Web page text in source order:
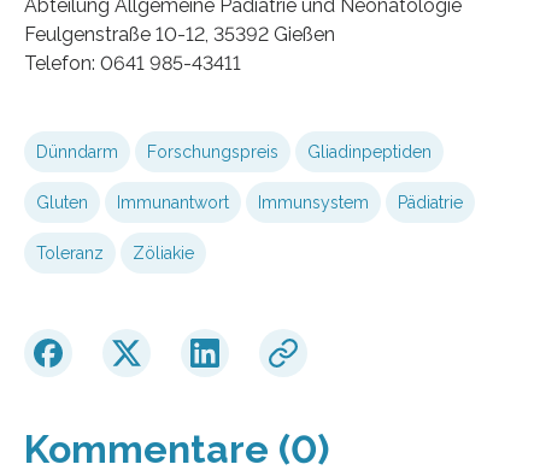
Abteilung Allgemeine Pädiatrie und Neonatologie
Feulgenstraße 10-12, 35392 Gießen
Telefon: 0641 985-43411
Dünndarm Forschungspreis Gliadinpeptiden
Gluten Immunantwort Immunsystem Pädiatrie
Toleranz Zöliakie
Kommentare (0)